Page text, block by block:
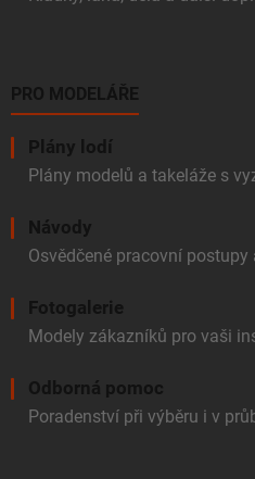
PRO MODELÁŘE
Plány lodí
Plány modelů a takeláže s
Návody
Osvědčené pracovní postupy
Fotogalerie
Modely zákazníků pro vaši
Odborná pomoc
Poradenství při výběru i v